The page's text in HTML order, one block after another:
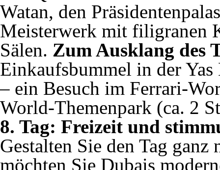
Watan, den
Meisterwerk mit filigranen
Sälen. Zum Ausklang des
Einkaufsbummel in der
– ein Besuch im Ferrari-
World-Themenpark (ca. 2
8. Tag: Freizeit und
Gestalten Sie den Tag
möchten Sie Dubais